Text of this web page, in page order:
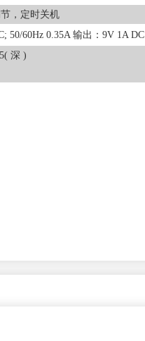
，定时关机
50/60Hz 0.35A 输出：9V 1A DC
深 )